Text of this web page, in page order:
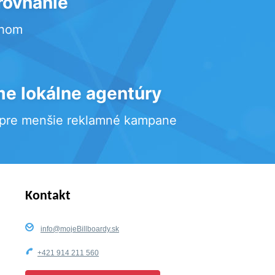
lokálne agentúry
menšie reklamné kampane
Kontakt
info@mojeBillboardy.sk
+421 914 211 560